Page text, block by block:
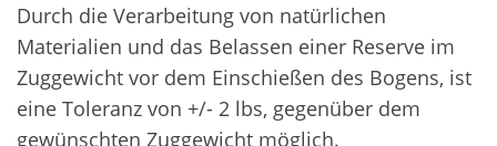
Durch die Verarbeitung von natürlichen
Materialien und das Belassen einer Reserve im
Zuggewicht vor dem Einschießen des Bogens, ist
eine Toleranz von +/- 2 lbs, gegenüber dem
gewünschten Zuggewicht möglich.